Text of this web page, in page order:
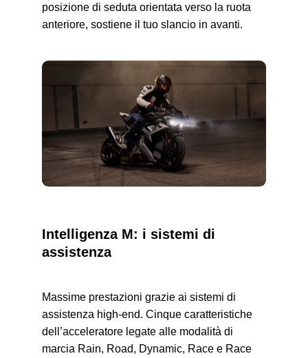
posizione di seduta orientata verso la ruota
anteriore, sostiene il tuo slancio in avanti.
Intelligenza M: i sistemi di
assistenza
Massime prestazioni grazie ai sistemi di
assistenza high-end. Cinque caratteristiche
dell’acceleratore legate alle modalità di
marcia Rain, Road, Dynamic, Race e Race